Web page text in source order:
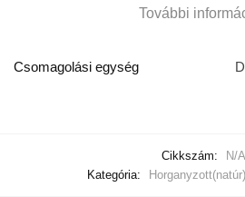
További
Csomagolási egység
Cikkszám:
N/A
Kategória: